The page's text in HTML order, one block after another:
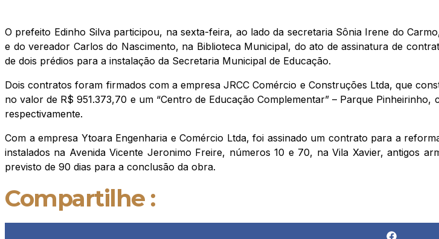
O prefeito Edinho Silva participou, na sexta-feira, ao lado da secretaria Sônia Irene do
e do vereador Carlos do Nascimento, na Biblioteca Municipal, do ato de assinatura de
de dois prédios para a instalação da Secretaria Municipal de Educação.
Dois contratos foram firmados com a empresa JRCC Comércio e Construções Ltda, que
no valor de R$ 951.373,70 e um “Centro de Educação Complementar” – Parque
respectivamente.
Com a empresa Ytoara Engenharia e Comércio Ltda, foi assinado um contrato para a
instalados na Avenida Vicente Jeronimo Freire, números 10 e 70, na Vila Xavier, antigos
previsto de 90 dias para a conclusão da obra.
Compartilhe :